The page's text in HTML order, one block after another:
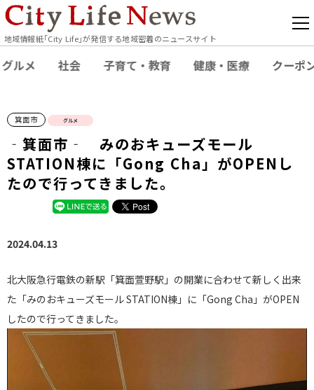
地域情報紙｢City Life｣が発信する地域密着のニュースサイト
グルメ 社会 子育て・教育 健康・医療 クーポ
箕面市 グルメ
‐箕面市‐ みのおキューズモール
STATION棟に「Gong Cha」がOPENし
たので行ってきました。
2024.04.13
北大阪急行電鉄の新駅「箕面萱野駅」の開業に合わせて新しく出来
た「みのおキューズモール STATION棟」に「Gong Cha」がOPEN
したので行ってきました。